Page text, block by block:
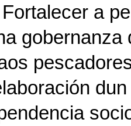
Fortalecer a